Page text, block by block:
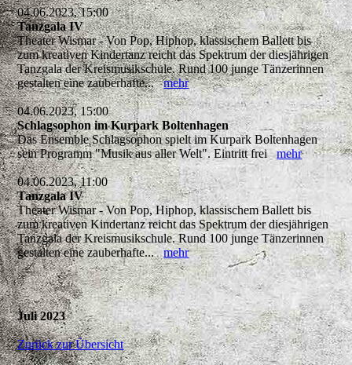
04.06.2023, 15:00
Tanzgala IV
Theater Wismar - Von Pop, Hiphop, klassischem Ballett bis
zum kreativen Kindertanz reicht das Spektrum der diesjährigen
Tanzgala der Kreismusikschule. Rund 100 junge Tänzerinnen
gestalten eine zauberhafte...mehr
04.06.2023, 15:00
Schlagsophon im Kurpark Boltenhagen
Das Ensemble Schlagsophon spielt im Kurpark Boltenhagen
sein Programm "Musik aus aller Welt". Eintritt freimehr
04.06.2023, 11:00
Tanzgala IV
Theater Wismar - Von Pop, Hiphop, klassischem Ballett bis
zum kreativen Kindertanz reicht das Spektrum der diesjährigen
Tanzgala der Kreismusikschule. Rund 100 junge Tänzerinnen
gestalten eine zauberhafte...mehr
Juli 2023
Zurück zur Übersicht